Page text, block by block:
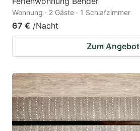
Wohnung · 2 Gäste · 1 Schlafzimmer
67 € /Nacht
Zum Angebot